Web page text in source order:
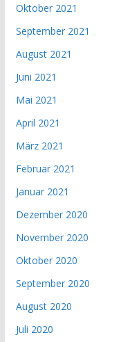
Oktober 2021
September 2021
August 2021
Juni 2021
Mai 2021
April 2021
März 2021
Februar 2021
Januar 2021
Dezember 2020
November 2020
Oktober 2020
September 2020
August 2020
Juli 2020